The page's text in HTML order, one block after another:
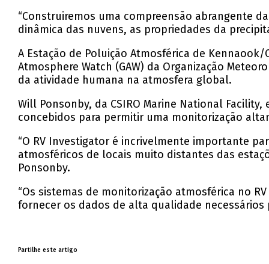
“Construiremos uma compreensão abrangente
dinâmica das nuvens, as propriedades da
A Estação de Poluição Atmosférica de
Atmosphere Watch (GAW) da Organização
da atividade humana na atmosfera global.
Will Ponsonby, da CSIRO Marine National
concebidos para permitir uma monitorização
“O RV Investigator é incrivelmente importante
atmosféricos de locais muito distantes das
Ponsonby.
“Os sistemas de monitorização atmosférica no
fornecer os dados de alta qualidade
Partilhe este artigo